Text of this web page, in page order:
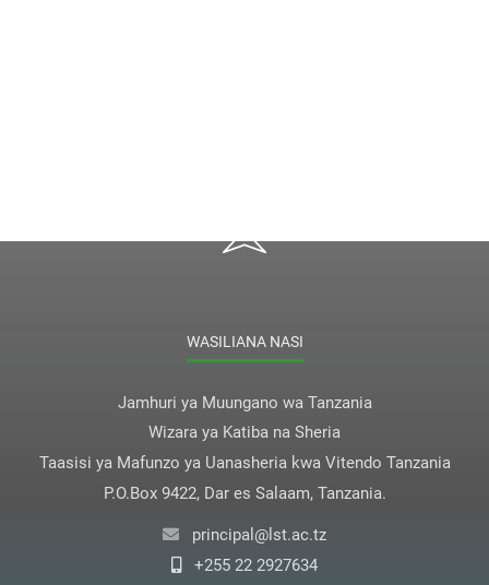
WASILIANA NASI
Jamhuri ya Muungano wa Tanzania
Wizara ya Katiba na Sheria
Taasisi ya Mafunzo ya Uanasheria kwa Vitendo Tanzania
P.O.Box 9422, Dar es Salaam, Tanzania.
principal@lst.ac.tz
+255 22 2927634